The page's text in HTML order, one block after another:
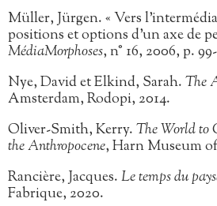
Müller, Jürgen. « Vers
positions et options d’un axe de
MédiaMorphoses, n° 16, 2006, p.
Nye, David et Elkind, Sarah.The
Amsterdam, Rodopi, 2014.
Oliver-Smith, Kerry.The World to
the Anthropocene, Harn Museum
Rancière, Jacques.Le temps du
Fabrique, 2020.